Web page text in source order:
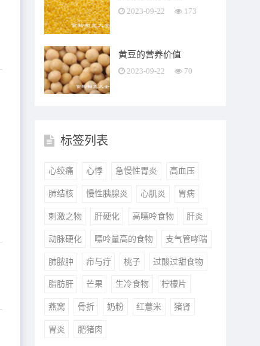
2023-09-22 173
黄豆的营养价值
2023-09-22 70
标签列表
心绞痛 心悸 急慢性胃炎 高血压
肺结核 慢性胰腺炎 心肌炎 胃病
刺激之物 肝硬化 高嘌呤食物 肝炎
动脉硬化 嘌呤量高的食物 支气管哮喘
肺脓肿 疖与疔 桃子 过酸过甜食物
脂肪肝 芒果 生冷食物 柠檬片
燕窝 骨折 奶粉 红薏米 猪肾
胃炎 肥猪肉